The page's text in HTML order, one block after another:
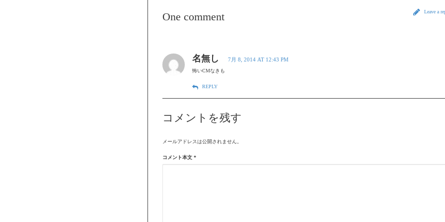
One comment Leave a
名無し 7月 8, 2014 AT 12:43 PM
怖いCMなきも
REPLY
コメントを残す
メールアドレスは公開されません。
コメント本文 *